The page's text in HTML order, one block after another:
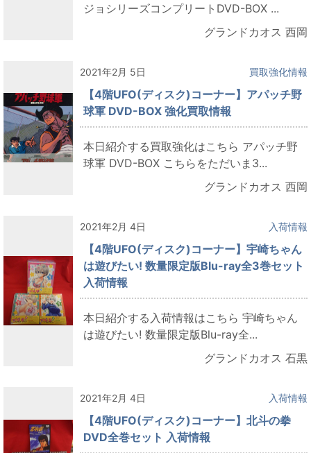
ジョシリーズコンプリートDVD-BOX ...
グランドカオス 西岡
2021年2月 5日 買取強化情報
【4階UFO(ディスク)コーナー】アパッチ野
球軍 DVD-BOX 強化買取情報
本日紹介する買取強化はこちら アパッチ野
球軍 DVD-BOX こちらをただいま3...
グランドカオス 西岡
2021年2月 4日 入荷情報
【4階UFO(ディスク)コーナー】宇崎ちゃん
は遊びたい! 数量限定版Blu-ray全3巻セット
入荷情報
本日紹介する入荷情報はこちら 宇崎ちゃん
は遊びたい! 数量限定版Blu-ray全...
グランドカオス 石黒
2021年2月 4日 入荷情報
【4階UFO(ディスク)コーナー】北斗の拳
DVD全巻セット 入荷情報